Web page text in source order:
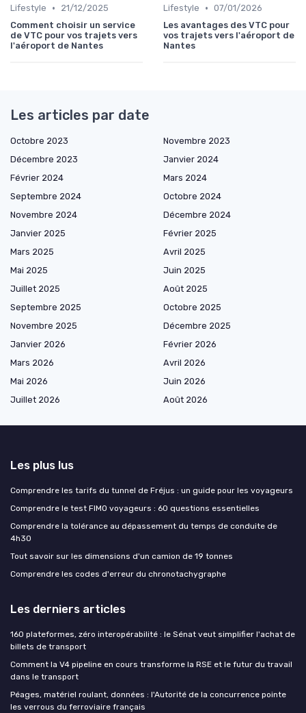
Lifestyle •
21/12/2025
Comment choisir un service
de VTC pour vos trajets vers
l'aéroport de Nantes
Lifestyle • 07/01/2026
Les avantages des VTC pour
vos trajets vers l'aéroport de
Nantes
Les articles par date
Octobre 2023
Novembre 2023
Décembre 2023
Janvier 2024
Février 2024
Mars 2024
Septembre 2024
Octobre 2024
Novembre 2024
Décembre 2024
Janvier 2025
Février 2025
Mars 2025
Avril 2025
Mai 2025
Juin 2025
Juillet 2025
Août 2025
Septembre 2025
Octobre 2025
Novembre 2025
Décembre 2025
Janvier 2026
Février 2026
Mars 2026
Avril 2026
Mai 2026
Juin 2026
Juillet 2026
Août 2026
Les plus lus
Comprendre les tarifs du tunnel de Fréjus : un guide pour les voyageurs
Comprendre le test FIMO voyageurs : 60 questions essentielles
Comprendre la tolérance au dépassement du temps de conduite de
4h30
Tout savoir sur les dimensions d'un camion de 19 tonnes
Comprendre les codes d'erreur du chronotachygraphe
Les derniers articles
160 plateformes, zéro interopérabilité : le Sénat veut simplifier l'achat de
billets de transport
Comment la V4 pipeline en cours transforme la RSE et le futur du travail
dans le transport
Péages, matériel roulant, données : l'Autorité de la concurrence pointe
les verrous du ferroviaire français